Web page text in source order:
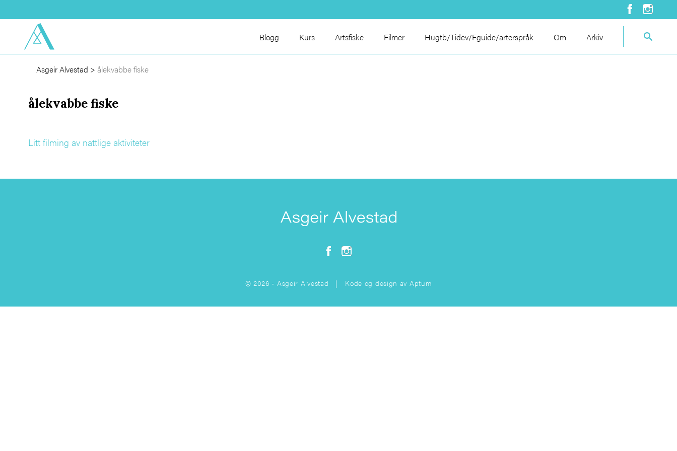
Blogg Kurs Artsfiske Filmer Hugtb/Tidev/Fguide/arterspråk Om Arkiv
Asgeir Alvestad > ålekvabbe fiske
ålekvabbe fiske
Litt filming av nattlige aktiviteter
© 2026 - Asgeir Alvestad | Kode og design av Aptum